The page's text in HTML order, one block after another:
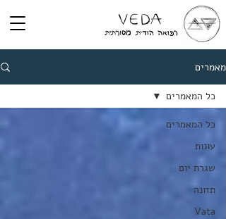
מאמרים
כל המאמרים
עונות
שגרת יום
תזונה
Vata
כל המאמרים